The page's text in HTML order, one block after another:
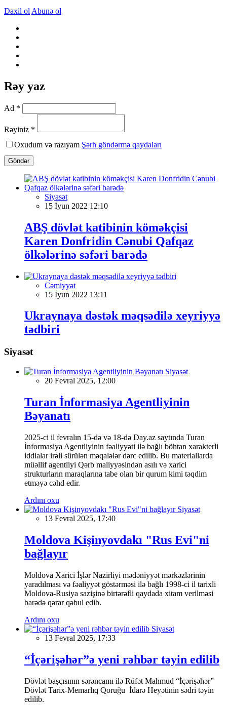
Daxil ol Abunə ol
Rəy yaz
Ad *
Rəyiniz *
Oxudum və razıyam Şərh göndərmə qaydaları
Göndər
Siyasət
15 İyun 2022 12:10
ABŞ dövlət katibinin köməkçisi
Karen Donfridin Cənubi Qafqaz
ölkələrinə səfəri barədə
Cəmiyyət
15 İyun 2022 13:11
Ukraynaya dəstək məqsədilə xeyriyyə
tədbiri
Siyasət
Siyasət
20 Fevral 2025, 12:00
Turan İnformasiya Agentliyinin
Bəyanatı
2025-ci il fevralın 15-də və 18-də Day.az saytında Turan
İnformasiya Agentliyinin fəaliyyəti ilə bağlı böhtan xarakterli
iddialar irəli sürülən məqalələr dərc edilib. Bu materiallarda
müəllif agentliyi Qərb maliyyəsindən asılı və xarici
strukturların maraqlarına tabe olan bir qurum kimi təqdim
etməyə cəhd edir.
Ardını oxu
Siyasət
13 Fevral 2025, 17:40
Moldova Kişinyovdakı "Rus Evi"ni
bağlayır
Moldova Xarici İşlər Nazirliyi mədəniyyət mərkəzlərinin
yaradılması və fəaliyyət göstərməsi ilə bağlı 1998-ci il tarixli
Moldova-Rusiya sazişinə birtərəfli qaydada xitam verilməsi
barədə qərar qəbul edib.
Ardını oxu
Siyasət
13 Fevral 2025, 17:33
“İçərişəhər”ə yeni rəhbər təyin edilib
Dövlət başçısının sərəncamı ilə Rüfət Mahmud “İçərişəhər”
Dövlət Tarix-Memarlıq Qoruğu İdarə Heyətinin sədri təyin
edilib.